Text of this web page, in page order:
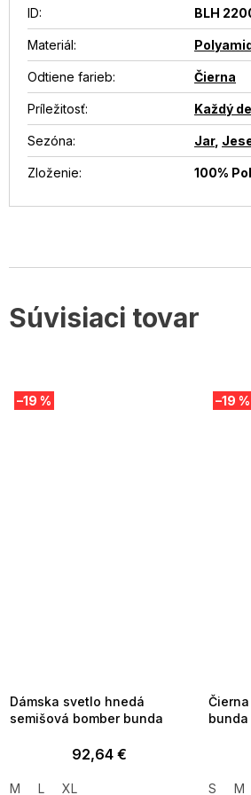
Súvisiaci tovar
–19 %
Dámska svetlo hnedá
semišová bomber bunda
92,64 €
M L XL
–19 %
bunda
S M
ID: BLH
Materiál:
Odtiene farieb: Čierna
Príležitosť: Každý
Sezóna: Jar,
Zloženie: 100%